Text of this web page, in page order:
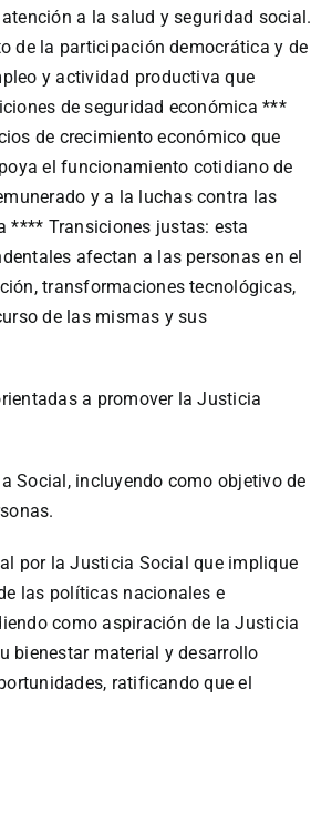
a la salud y seguridad social.
de la participación democrática y de
y actividad productiva que
de seguridad económica ***
de crecimiento económico que
el funcionamiento cotidiano de
y a la luchas contra las
**** Transiciones justas: esta
afectan a las personas en el
transformaciones tecnológicas,
de las mismas y sus
a promover la Justicia
Social, incluyendo como objetivo de
por la Justicia Social que implique
las políticas nacionales e
como aspiración de la Justicia
bienestar material y desarrollo
ratificando que el